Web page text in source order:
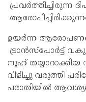
പ്രവർത്തിച്ചിരുന്ന
ഉയർന്ന
ട്രാൻസ്പോർട്ട്
നൂഹ് തയ്യാറാക്കിയ
വിളിച്ചു വരുത്തി
പരാതിയിൽ